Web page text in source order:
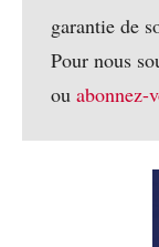
garantie de
Pour nous
ou abonnez-